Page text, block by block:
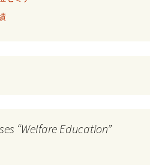
“Welfare Education”